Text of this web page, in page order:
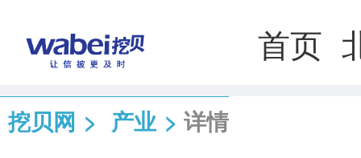
首页
挖贝网 > 产业 > 详情